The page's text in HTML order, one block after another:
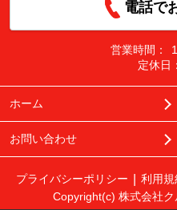
電話で
営業時間：
定休日：
ホーム
お問い合わせ
プライバシーポリシー 利用規
Copyright(c) 株式会社